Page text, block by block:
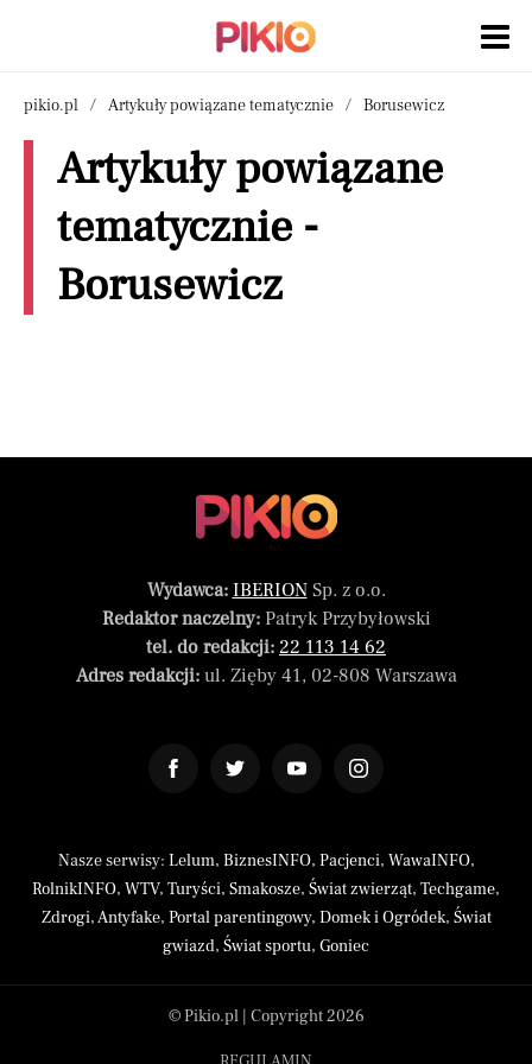
pikio.pl Artykuły powiązane tematycznie Borusewicz
Artykuły powiązane
tematycznie -
Borusewicz
Wydawca: IBERIONSp. z o.o.
Redaktor naczelny:Patryk Przybyłowski
tel. do redakcji: 22 113 14 62
Adres redakcji:ul. Zięby 41, 02-808 Warszawa
Nasze serwisy: Lelum, BiznesINFO, Pacjenci, WawaINFO,
RolnikINFO, WTV, Turyści, Smakosze, Świat zwierząt, Techgame,
Zdrogi,Antyfake, Portal parentingowy, Domek i Ogródek, Świat
gwiazd, Świat sportu, Goniec
© Pikio.pl | Copyright 2026